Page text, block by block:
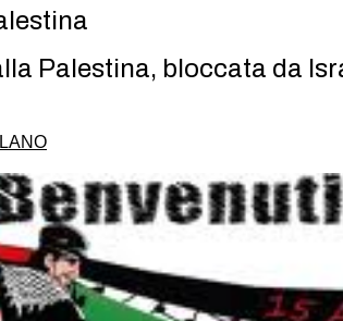
Palestina, bloccata da